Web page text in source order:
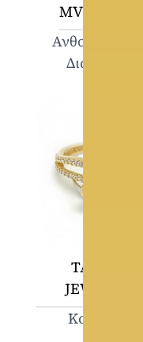
MV
Διακόσμηση
TASOULIS
JEWELLERY
Κοσμήματα